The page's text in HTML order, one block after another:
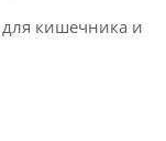
кишечника и